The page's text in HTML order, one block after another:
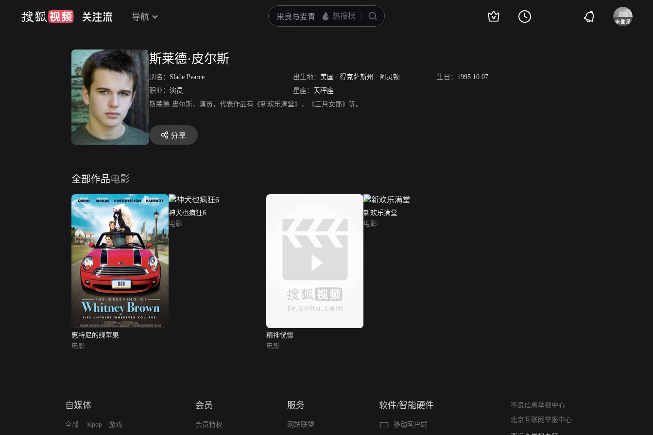
导航
斯莱德·皮尔斯
别名： Slade Pearce 出生地： 美国 / 得克萨斯州 / 阿灵顿 生日： 1995.10.07
职业： 演员 星座： 天秤座
斯莱德·皮尔斯，演员，代表作品有《新欢乐满堂》、《三月女郎》等。
分享
全部作品电影
惠特尼的绿苹果
电影
神犬也疯狂6
电影
精神恍惚
电影
新欢乐满堂
电影
自媒体
全部 Kpop 游戏
会员
会员特权
服务
网站联盟
软件/智能硬件
移动客户端
不良信息举报中心
北京互联网举报中心
算法推荐专项举报